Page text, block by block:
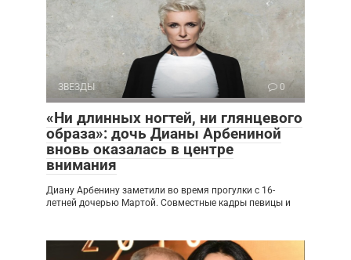
ЗВЕЗДЫ 0
«Ни длинных ногтей, ни глянцевого
образа»: дочь Дианы Арбениной
вновь оказалась в центре
внимания
Диану Арбенину заметили во время прогулки с 16-
летней дочерью Мартой. Совместные кадры певицы и